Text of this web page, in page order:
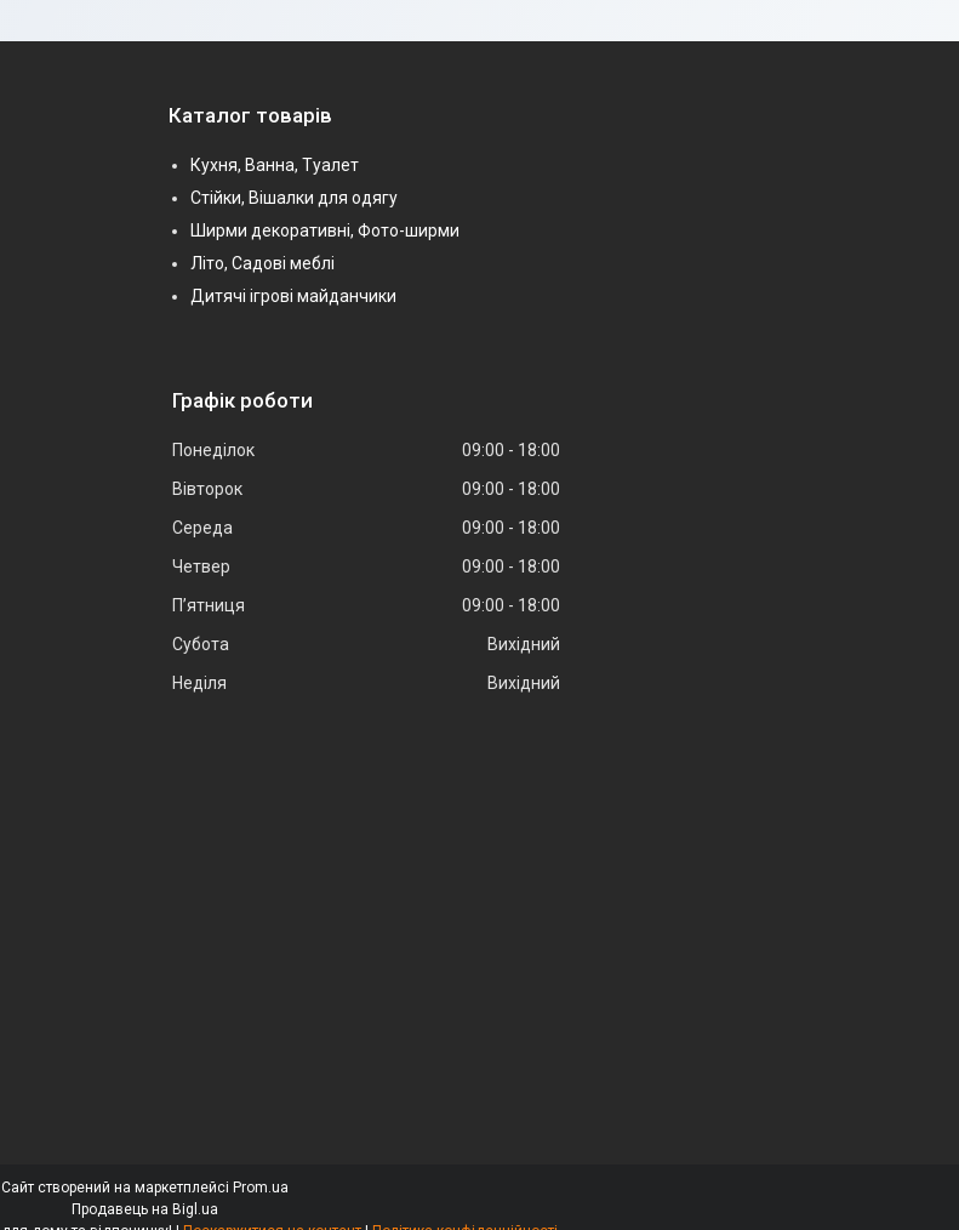
Каталог товарів
Кухня, Ванна, Туалет
Стійки, Вішалки для одягу
Ширми декоративні, Фото-ширми
Літо, Садові меблі
Дитячі ігрові майданчики
Графік роботи
Понеділок 09:00
18:00
Вівторок
09:00
18:00
Середа
09:00
18:00
Четвер
09:00
18:00
Пʼятниця
09:00
18:00
Субота
Вихідний
Неділя
Вихідний
Сайт створений на маркетплейсі Prom.ua
Продавець на Bigl.ua